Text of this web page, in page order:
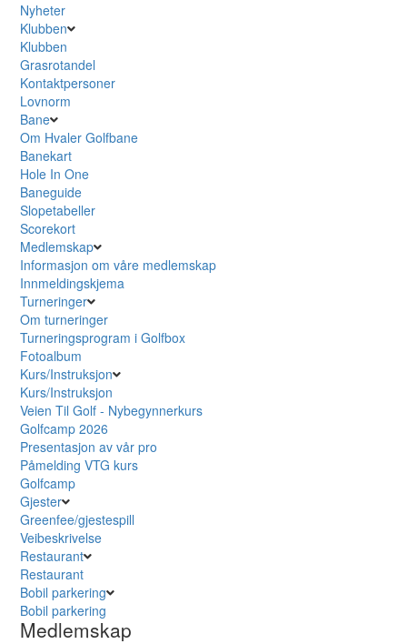
Nyheter
Klubben
Klubben
Grasrotandel
Kontaktpersoner
Lovnorm
Bane
Om Hvaler Golfbane
Banekart
Hole In One
Baneguide
Slopetabeller
Scorekort
Medlemskap
Informasjon om våre medlemskap
Innmeldingskjema
Turneringer
Om turneringer
Turneringsprogram i Golfbox
Fotoalbum
Kurs/Instruksjon
Kurs/Instruksjon
Veien Til Golf - Nybegynnerkurs
Golfcamp 2026
Presentasjon av vår pro
Påmelding VTG kurs
Golfcamp
Gjester
Greenfee/gjestespill
Veibeskrivelse
Restaurant
Restaurant
Bobil parkering
Bobil parkering
Medlemskap